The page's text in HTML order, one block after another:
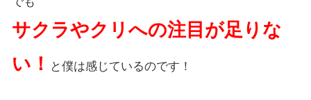
サク ラやクリへの注目が足りな
い！
と僕は感じているのです！